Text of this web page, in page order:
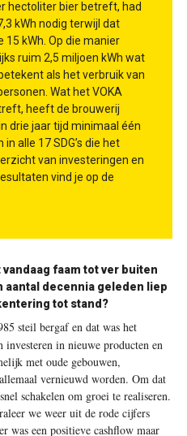
hectoliter bier betreft, had
kWh nodig terwijl dat
kWh. Op die manier
ruim 2,5 miljoen kWh wat
als het verbruik van
Wat het VOKA
heeft de brouwerij
drie jaar tijd minimaal één
alle 17 SDG’s die het
van investeringen en
vind je op de
faam tot ver buiten
aantal decennia geleden liep
tot stand?
steil bergaf en dat was het
in nieuwe producten en
met oude gebouwen,
vernieuwd worden. Om dat
schakelen om groei te realiseren.
we weer uit de rode cijfers
was een positieve cashflow maar